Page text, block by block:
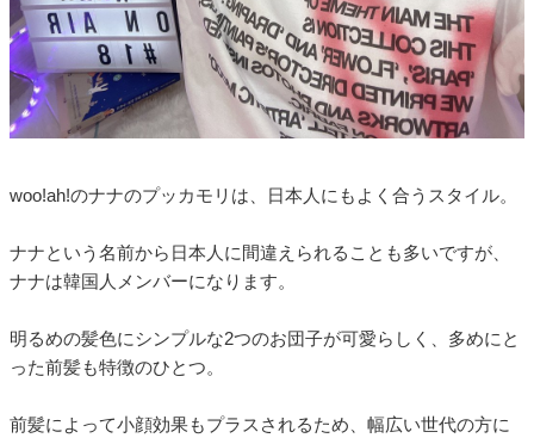
woo!ah!のナナのプッカモリは、日本人にもよく合うスタイル。
ナナという名前から日本人に間違えられることも多いですが、
ナナは韓国人メンバーになります。
明るめの髪色にシンプルな2つのお団子が可愛らしく、多めにと
った前髪も特徴のひとつ。
前髪によって小顔効果もプラスされるため、幅広い世代の方に